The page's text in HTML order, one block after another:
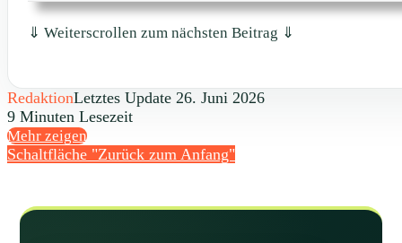
⇓ Weiterscrollen zum nächsten Beitrag ⇓
RedaktionLetztes Update 26. Juni 2026
9 Minuten Lesezeit
Mehr zeigen
Schaltfläche "Zurück zum Anfang"